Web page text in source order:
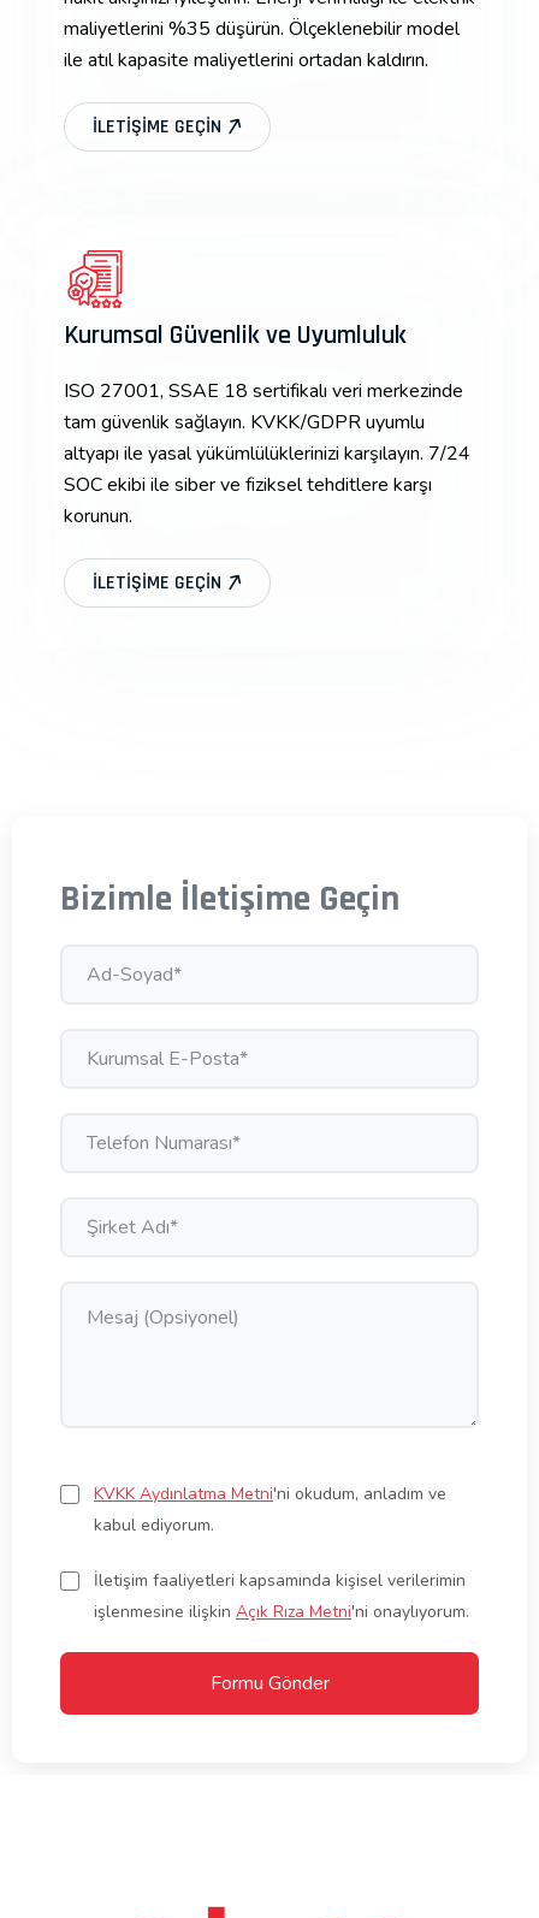
maliyetlerini %35 düşürün. Ölçeklenebilir model
ile atıl kapasite maliyetlerini ortadan kaldırın.
İLETIŞIME GEÇIN
Kurumsal Güvenlik ve Uyumluluk
ISO 27001, SSAE 18 sertifikalı veri merkezinde
tam güvenlik sağlayın. KVKK/GDPR uyumlu
altyapı ile yasal yükümlülüklerinizi karşılayın. 7/24
SOC ekibi ile siber ve fiziksel tehditlere karşı
korunun.
İLETIŞIME GEÇIN
Bizimle İletişime Geçin
leave
empty.
KVKK Aydınlatma Metni'ni okudum, anladım ve
kabul ediyorum.
İletişim faaliyetleri kapsamında kişisel verilerimin
işlenmesine ilişkin Açık Rıza Metni'ni onaylıyorum.